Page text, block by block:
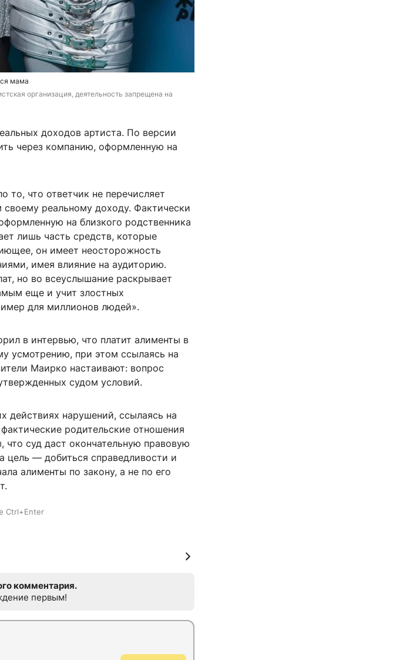
мама
организация, деятельность запрещена на
доходов артиста. По версии
через компанию, оформленную на
то, что ответчик не перечисляет
реальному доходу. Фактически
на близкого родственника
лишь часть средств, которые
он имеет неосторожность
имея влияние на аудиторию.
но во всеуслышание раскрывает
еще и учит злостных
для миллионов людей».
в интервью, что платит алименты в
усмотрению, при этом ссылаясь на
Маирко настаивают: вопрос
судом условий.
действиях нарушений, ссылаясь на
родительские отношения
суд даст окончательную правовую
цель — добиться справедливости и
алименты по закону, а не по его
Ctrl+Enter
комментария.
первым!